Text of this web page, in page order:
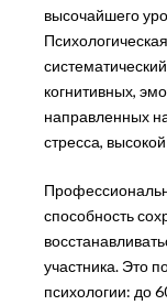
высочайшего
когнитивных,
направленных
стресса,
способность
участника. Это
психологии: до